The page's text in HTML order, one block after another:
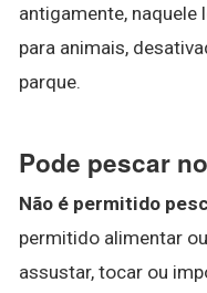
antigamente,
para animais,
parque.
Pode pescar
Não é permitido
permitido alimentar
assustar, tocar ou